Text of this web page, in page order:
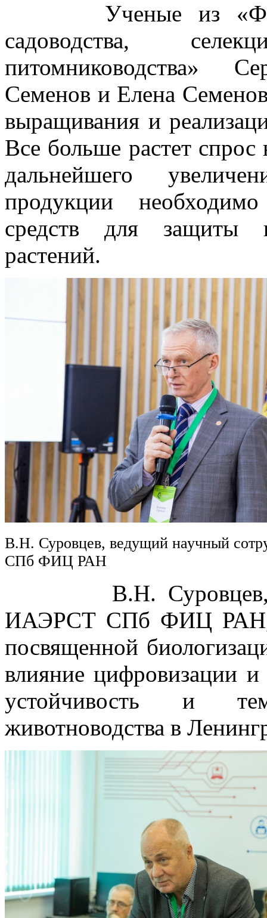
Ученые из
садоводства,
питомниководства»
Семенов и Елена
выращивания и
Все больше растет
дальнейшего
продукции
средств для защиты
растений.
В.Н. Суровцев, ведущий научный
СПб ФИЦ РАН
В.Н. Суровцев,
ИАЭРСТ СПб ФИЦ РАН,
посвященной
влияние цифровизации и
устойчивость и
животноводства в